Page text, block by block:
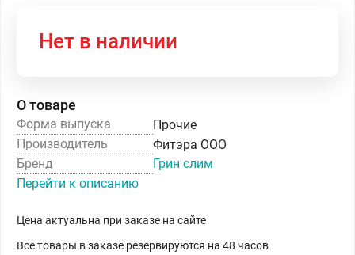
Нет в наличии
О товаре
Форма выпуска
Прочие
Производитель
Фитэра ООО
Бренд
Грин слим
Перейти к описанию
Цена актуальна при заказе на сайте
Все товары в заказе резервируются на 48 часов